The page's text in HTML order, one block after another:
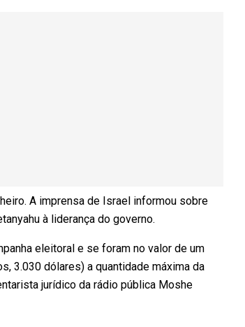
A imprensa de Israel informou sobre
à liderança do governo.
eleitoral e se foram no valor de um
3.030 dólares) a quantidade máxima da
jurídico da rádio pública Moshe